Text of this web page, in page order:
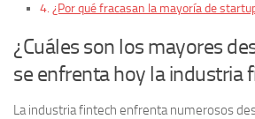
¿Por qué fracasan la mayoría de
¿Cuáles son los mayores
se enfrenta hoy la industria
La industria fintech enfrenta numerosos